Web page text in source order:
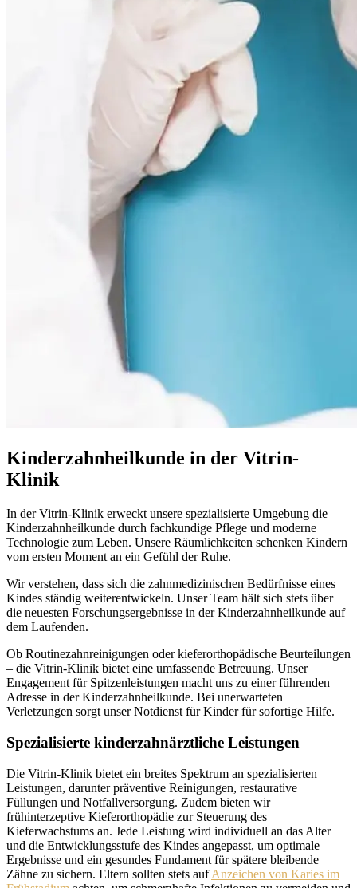
Kinderzahnheilkunde in der Vitrin-
Klinik
In der Vitrin-Klinik erweckt unsere spezialisierte Umgebung die
Kinderzahnheilkunde durch fachkundige Pflege und moderne
Technologie zum Leben. Unsere Räumlichkeiten schenken Kindern
vom ersten Moment an ein Gefühl der Ruhe.
Wir verstehen, dass sich die zahnmedizinischen Bedürfnisse eines
Kindes ständig weiterentwickeln. Unser Team hält sich stets über
die neuesten Forschungsergebnisse in der Kinderzahnheilkunde auf
dem Laufenden.
Ob Routinezahnreinigungen oder kieferorthopädische Beurteilungen
– die Vitrin-Klinik bietet eine umfassende Betreuung. Unser
Engagement für Spitzenleistungen macht uns zu einer führenden
Adresse in der Kinderzahnheilkunde. Bei unerwarteten
Verletzungen sorgt unser Notdienst für Kinder für sofortige Hilfe.
Spezialisierte kinderzahnärztliche Leistungen
Die Vitrin-Klinik bietet ein breites Spektrum an spezialisierten
Leistungen, darunter präventive Reinigungen, restaurative
Füllungen und Notfallversorgung. Zudem bieten wir
frühinterzeptive Kieferorthopädie zur Steuerung des
Kieferwachstums an. Jede Leistung wird individuell an das Alter
und die Entwicklungsstufe des Kindes angepasst, um optimale
Ergebnisse und ein gesundes Fundament für spätere bleibende
Zähne zu sichern. Eltern sollten stets aufAnzeichen von Karies im